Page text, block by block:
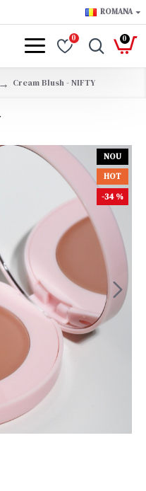
ROMANA
0 0
Cream Blush - NIFTY
NOU
HOT
-34 %